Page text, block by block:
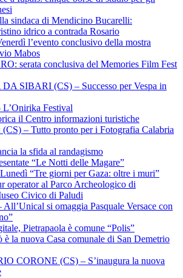
sindaca di Mendicino Bucarelli:
idrico a contrada Rosario
l’evento conclusivo della mostra
Mabos
serata conclusiva del Memories Film Fest
SIBARI (CS) – Successo per Vespa in
Festival
il Centro informazioni turistiche
– Tutto pronto per i Fotografia Calabria
la sfida al randagismo
“Le Notti delle Magare”
“Tre giorni per Gaza: oltre i muri”
operator al Parco Archeologico di
Civico di Paludi
si omaggia Pasquale Versace con
Pietrapaola è comune “Polis”
la nuova Casa comunale di San Demetrio
CORONE (CS) – S’inaugura la nuova